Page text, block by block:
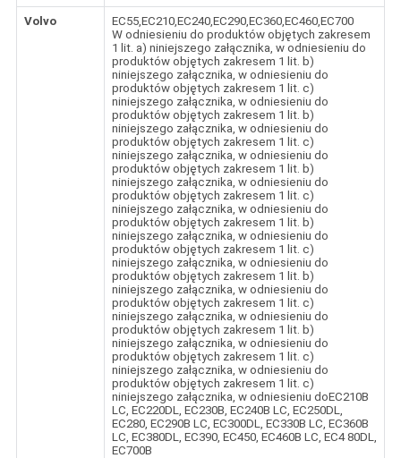
Volvo
EC55,EC210,EC240,EC290,EC360,EC460,EC700
W odniesieniu do produktów objętych zakresem
1 lit. a) niniejszego załącznika, w odniesieniu do
produktów objętych zakresem 1 lit. b)
niniejszego załącznika, w odniesieniu do
produktów objętych zakresem 1 lit. c)
niniejszego załącznika, w odniesieniu do
produktów objętych zakresem 1 lit. b)
niniejszego załącznika, w odniesieniu do
produktów objętych zakresem 1 lit. c)
niniejszego załącznika, w odniesieniu do
produktów objętych zakresem 1 lit. b)
niniejszego załącznika, w odniesieniu do
produktów objętych zakresem 1 lit. c)
niniejszego załącznika, w odniesieniu do
produktów objętych zakresem 1 lit. b)
niniejszego załącznika, w odniesieniu do
produktów objętych zakresem 1 lit. c)
niniejszego załącznika, w odniesieniu do
produktów objętych zakresem 1 lit. b)
niniejszego załącznika, w odniesieniu do
produktów objętych zakresem 1 lit. c)
niniejszego załącznika, w odniesieniu do
produktów objętych zakresem 1 lit. b)
niniejszego załącznika, w odniesieniu do
produktów objętych zakresem 1 lit. c)
niniejszego załącznika, w odniesieniu do
produktów objętych zakresem 1 lit. c)
niniejszego załącznika, w odniesieniu doEC210B
LC, EC220DL, EC230B, EC240B LC, EC250DL,
EC280, EC290B LC, EC300DL, EC330B LC, EC360B
LC, EC380DL, EC390, EC450, EC460B LC, EC4 80DL,
EC700B